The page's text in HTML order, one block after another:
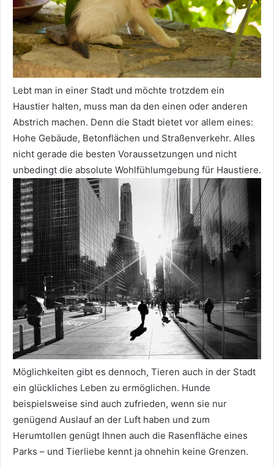
Lebt man in einer Stadt und möchte trotzdem ein
Haustier halten, muss man da den einen oder anderen
Abstrich machen. Denn die Stadt bietet vor allem eines:
Hohe Gebäude, Betonflächen und Straßenverkehr. Alles
nicht gerade die besten Voraussetzungen und nicht
unbedingt die absolute Wohlfühlumgebung für Haustiere.
Möglichkeiten gibt es dennoch, Tieren auch in der Stadt
ein glückliches Leben zu ermöglichen. Hunde
beispielsweise sind auch zufrieden, wenn sie nur
genügend Auslauf an der Luft haben und zum
Herumtollen genügt Ihnen auch die Rasenfläche eines
Parks – und Tierliebe kennt ja ohnehin keine Grenzen.